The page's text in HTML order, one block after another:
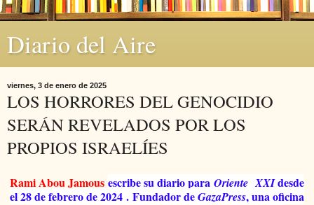
Diario del Aire
viernes, 3 de enero de 2025
LOS HORRORES DEL GENOCIDIO
SERÁN REVELADOS POR LOS
PROPIOS ISRAELÍES
Rami Abou Jamous escribe su diario para OrienteXXIdesde
el 28 de febrero de 2024 . Fundador deGazaPress, una oficina